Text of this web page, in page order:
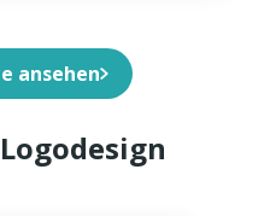
ansehen